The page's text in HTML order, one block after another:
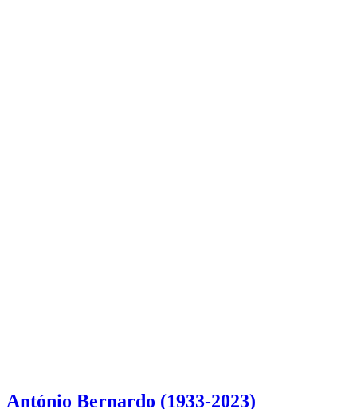
António Bernardo (1933-2023)